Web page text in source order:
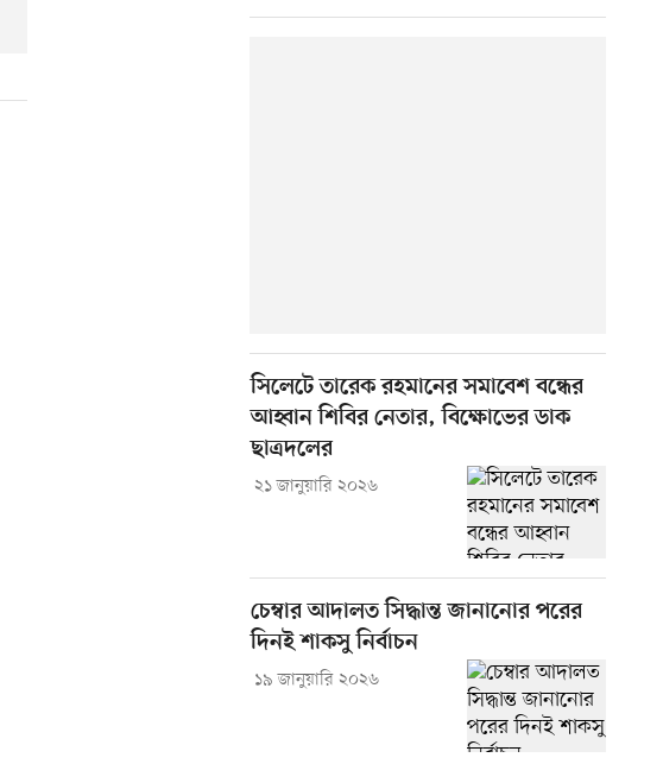
সিলেটে তারেক রহমানের সমাবেশ বন্ধের
আহ্বান শিবির নেতার, বিক্ষোভের ডাক
ছাত্রদলের
২১ জানুয়ারি ২০২৬
চেম্বার আদালত সিদ্ধান্ত জানানোর পরের
দিনই শাকসু নির্বাচন
১৯ জানুয়ারি ২০২৬